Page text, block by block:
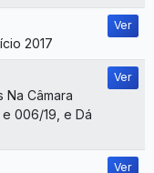
2017
Ver
Câmara
006/19, e Dá
Ver
Ver